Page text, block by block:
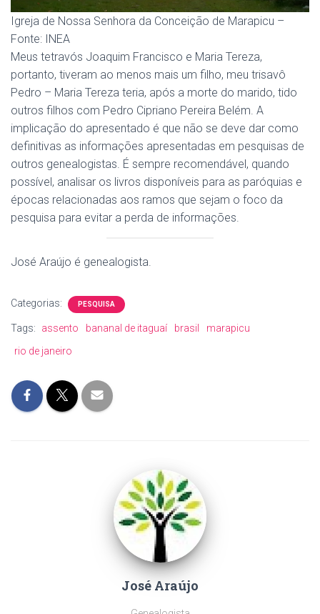
Igreja de Nossa Senhora da Conceição de Marapicu –
Fonte: INEA
Meus tetravós Joaquim Francisco e Maria Tereza,
portanto, tiveram ao menos mais um filho, meu trisavô
Pedro – Maria Tereza teria, após a morte do marido, tido
outros filhos com Pedro Cipriano Pereira Belém. A
implicação do apresentado é que não se deve dar como
definitivas as informações apresentadas em pesquisas de
outros genealogistas. É sempre recomendável, quando
possível, analisar os livros disponíveis para as paróquias e
épocas relacionadas aos ramos que sejam o foco da
pesquisa para evitar a perda de informações.
José Araújo é genealogista.
Categorias: PESQUISA
Tags: assento bananal de itaguaí brasil
marapicu
rio de janeiro
José Araújo